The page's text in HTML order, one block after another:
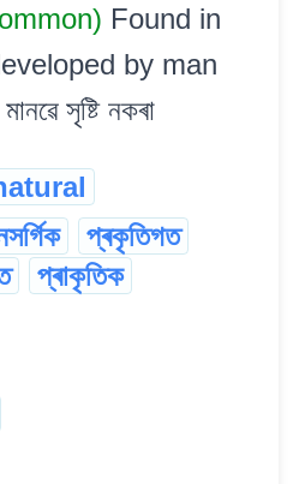
Found in
by man
সৃষ্টি নকৰা
প্ৰকৃতিগত
প্ৰাকৃতিক